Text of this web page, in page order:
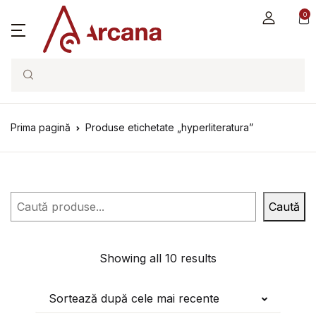
0
Search
Prima pagină Produse etichetate „hyperliteratura”
Caută Caută
Showing all 10 results
Sortează după cele mai recente